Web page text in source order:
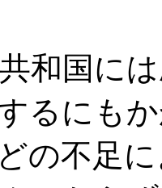
和国に
るにも
の不足